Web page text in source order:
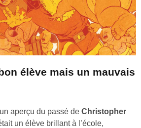
élève mais un mauvais
aperçu du passé de Christopher
un élève brillant à l’école,